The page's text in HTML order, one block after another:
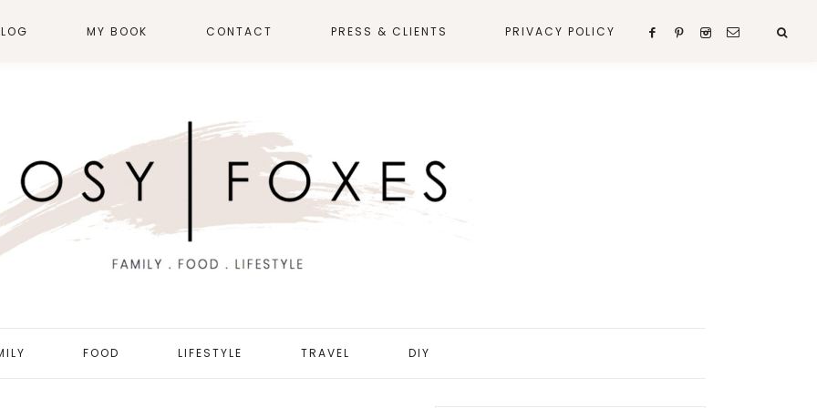
MY BOOK CONTACT PRESS & CLIENTS PRIVACY POLICY
FOOD LIFESTYLE TRAVEL DIY